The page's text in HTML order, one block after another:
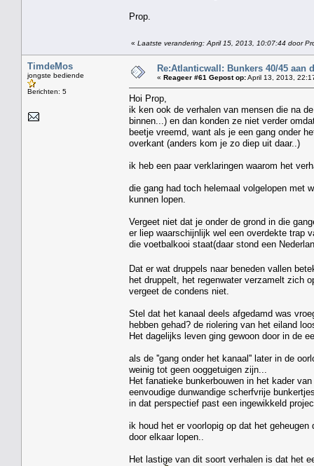
Prop.
« Laatste verandering: April 15, 2013, 10:07:44 door
TimdeMos
jongste bediende
Berichten: 5
Re:Atlanticwall: Bunkers 40/45 aan
« Reageer #61 Gepost op:April 13, 2013,
Hoi Prop,
ik ken ook de verhalen van mensen die na
binnen...) en dan konden ze niet verder
beetje vreemd, want als je een gang onder
overkant (anders kom je zo diep uit daar..)
ik heb een paar verklaringen waarom het
die gang had toch helemaal volgelopen met
kunnen lopen.
Vergeet niet dat je onder de grond in die
er liep waarschijnlijk wel een overdekte trap
die voetbalkooi staat(daar stond een
Dat er wat druppels naar beneden vallen
het druppelt, het regenwater verzamelt zich
vergeet de condens niet.
Stel dat het kanaal deels afgedamd was
hebben gehad? de riolering van het eiland
Het dagelijks leven ging gewoon door in de
als de ''gang onder het kanaal'' later in de
weinig tot geen ooggetuigen zijn...
Het fanatieke bunkerbouwen in het kader
eenvoudige dunwandige scherfvrije
in dat perspectief past een ingewikkeld
ik houd het er voorlopig op dat het
door elkaar lopen..
Het lastige van dit soort verhalen is dat het